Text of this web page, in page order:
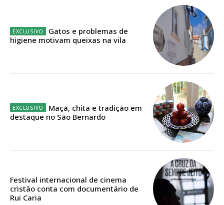
Acesso aos conteúdos Exclusivos para
assinantes
Ofertas para assinatura anual
12 meses
Gatos e problemas de
higiene motivam queixas na vila
Maçã, chita e tradição em
destaque no São Bernardo
Festival internacional de cinema
cristão conta com documentário de
Rui Caria